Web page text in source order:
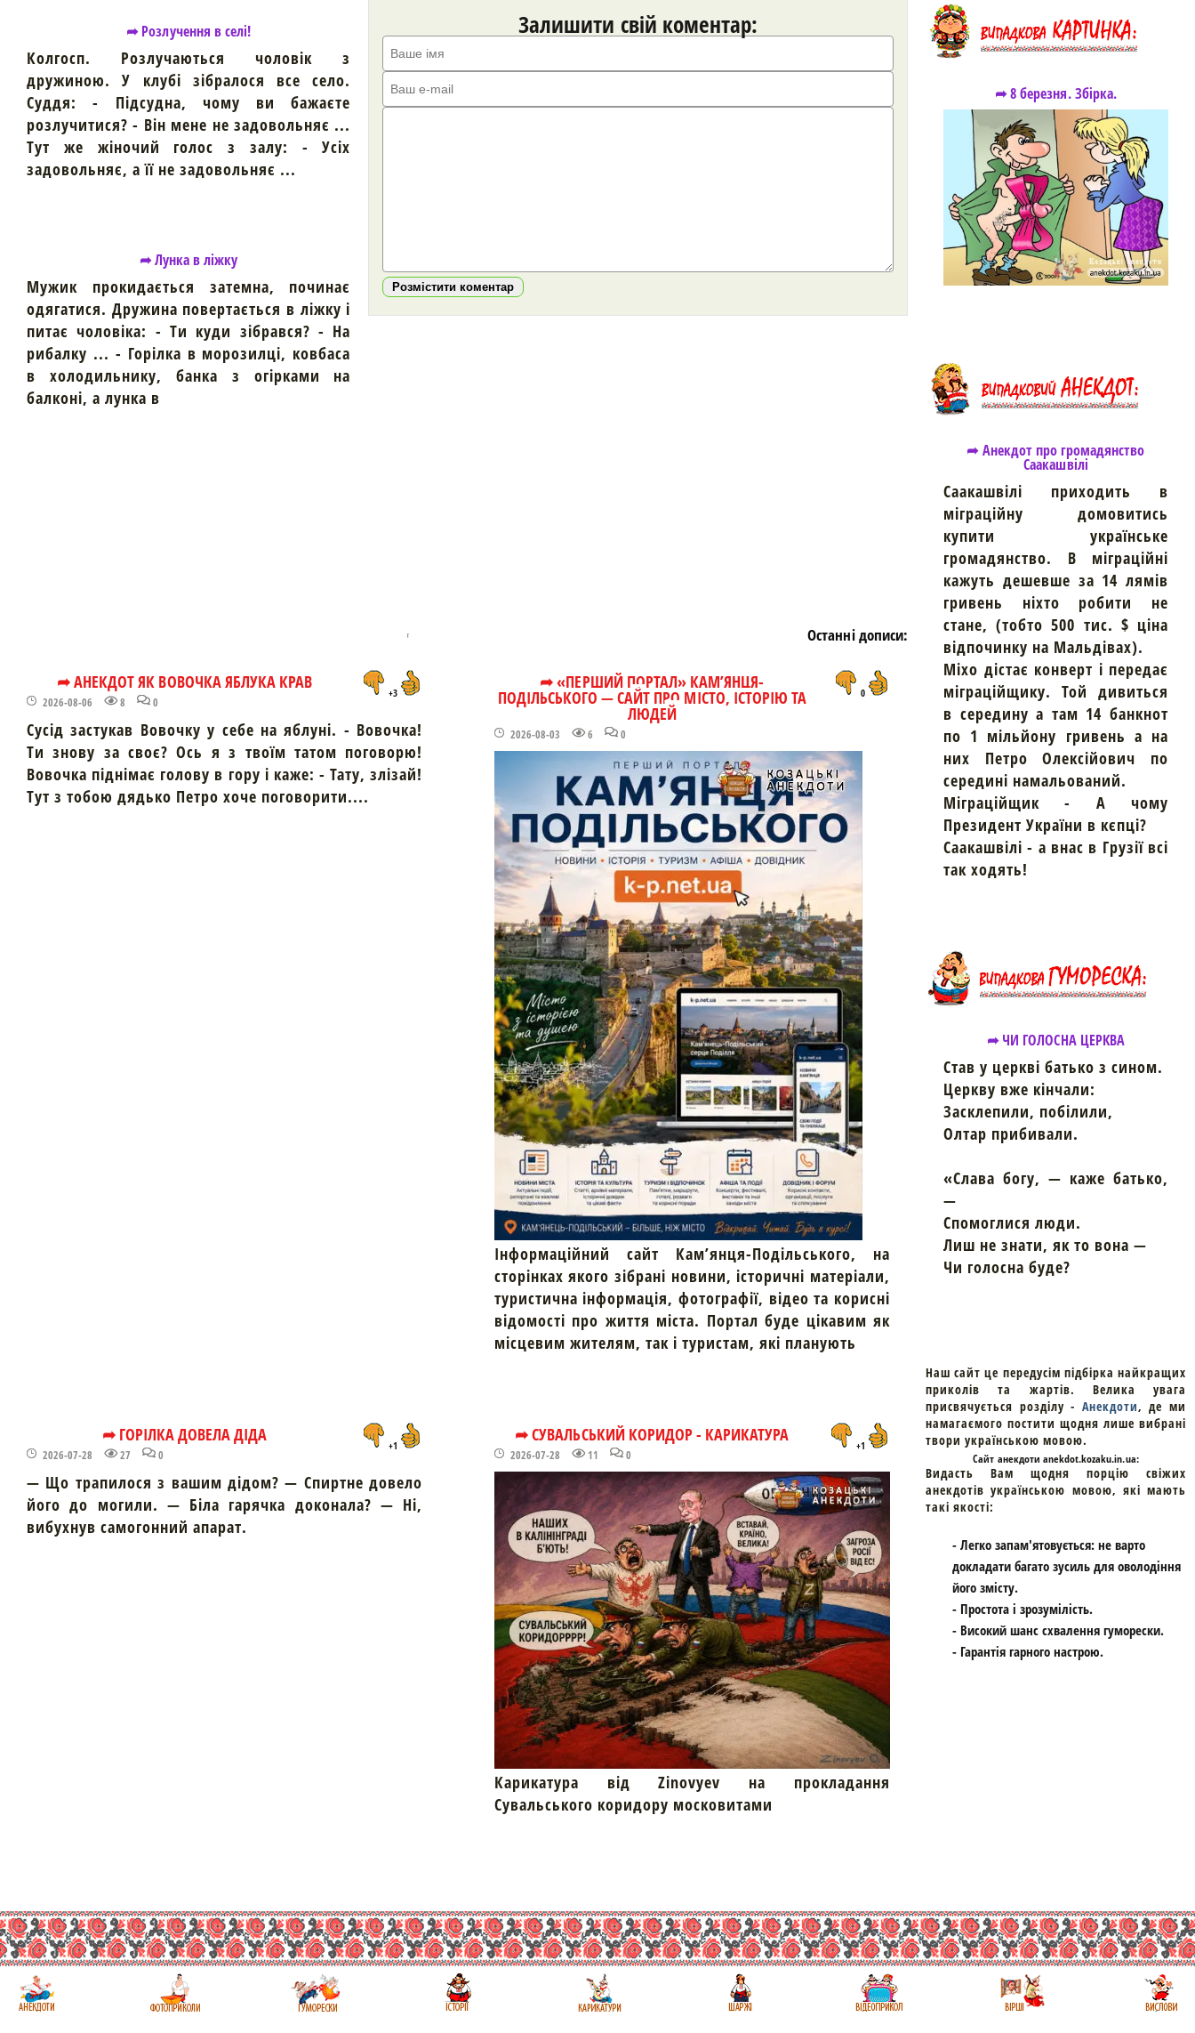
➦ Розлучення в селі!
Колгосп. Розлучаються чоловік з
дружиною. У клубі зібралося все село.
Суддя: - Підсудна, чому ви бажаєте
розлучитися? - Він мене не задовольняє ...
Тут же жіночий голос з залу: - Усіх
задовольняє, а її не задовольняє ...
➦ Лунка в ліжку
Мужик прокидається затемна, починає
одягатися. Дружина повертається в ліжку і
питає чоловіка: - Ти куди зібрався? - На
рибалку ... - Горілка в морозилці, ковбаса
в холодильнику, банка з огірками на
балконі, а лунка в
Залишити свій коментар:
Розмістити коментар
Останні дописи:
➦ АНЕКДОТ ЯК ВОВОЧКА ЯБЛУКА КРАВ
2026-08-06 8 0
+3
Сусід застукав Вовочку у себе на яблуні. - Вовочка!
Ти знову за своє? Ось я з твоїм татом поговорю!
Вовочка піднімає голову в гору і каже: - Тату, злізай!
Тут з тобою дядько Петро хоче поговорити....
➦ «ПЕРШИЙ ПОРТАЛ» КАМ’ЯНЦЯ-
ПОДІЛЬСЬКОГО — САЙТ ПРО МІСТО, ІСТОРІЮ ТА
ЛЮДЕЙ
2026-08-03 6 0
0
Інформаційний сайт Кам’янця-Подільського, на
сторінках якого зібрані новини, історичні матеріали,
туристична інформація, фотографії, відео та корисні
відомості про життя міста. Портал буде цікавим як
місцевим жителям, так і туристам, які планують
➦ ГОРІЛКА ДОВЕЛА ДІДА
2026-07-28 27 0
+1
— Що трапилося з вашим дідом? — Спиртне довело
його до могили. — Біла гарячка доконала? — Ні,
вибухнув самогонний апарат.
➦ СУВАЛЬСЬКИЙ КОРИДОР - КАРИКАТУРА
2026-07-28 11 0
+1
Карикатура від Zinovyev на прокладання
Сувальського коридору московитами
➦ 8 березня. Збірка.
➦ Анекдот про громадянство
Саакашвілі
Саакашвілі приходить в
міграційну домовитись
купити українське
громадянство. В міграційні
кажуть дешевше за 14 лямів
гривень ніхто робити не
стане, (тобто 500 тис. $ ціна
відпочинку на Мальдівах).
Міхо дістає конверт і передає
міграційщику. Той дивиться
в середину а там 14 банкнот
по 1 мільйону гривень а на
них Петро Олексійович по
середині намальований.
Міграційщик - А чому
Президент України в кєпці?
Саакашвілі - а внас в Грузії всі
так ходять!
➦ ЧИ ГОЛОСНА ЦЕРКВА
Став у церкві батько з сином.
Церкву вже кінчали:
Засклепили, побілили,
Олтар прибивали.
«Слава богу, — каже батько,
—
Спомоглися люди.
Лиш не знати, як то вона —
Чи голосна буде?
Наш сайт це передусім підбірка найкращих
приколів та жартів. Велика увага
присвячується розділу - Анекдоти, де ми
намагаємого постити щодня лише вибрані
твори українською мовою.
Cайт анекдоти anekdot.kozaku.in.ua:
Видасть Вам щодня порцію свіжих
анекдотів українською мовою, які мають
такі якості:
- Легко запам'ятовується: не варто
докладати багато зусиль для оволодіння
його змісту.
- Простота і зрозумілість.
- Високий шанс схвалення гуморески.
- Гарантія гарного настрою.